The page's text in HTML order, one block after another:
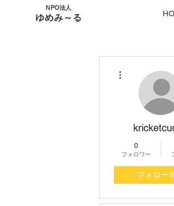
NPO法人
ゆめみ～る
0
フォロワー
フォロー